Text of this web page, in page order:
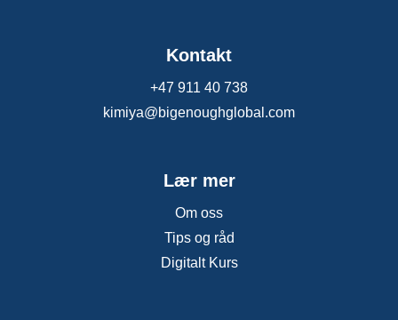
Kontakt
+47 911 40 738
kimiya@bigenoughglobal.com
Lær mer
Om oss
Tips og råd
Digitalt Kurs